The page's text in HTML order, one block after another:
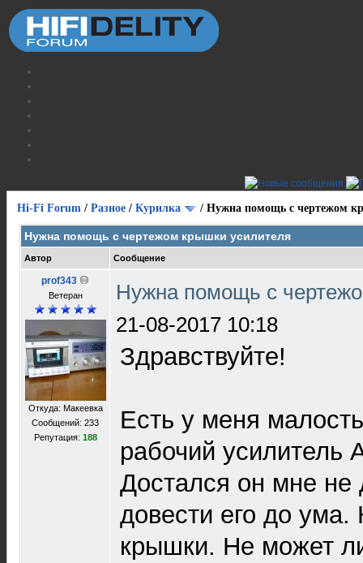
Hi-Fi Forum / Разное / Курилка / Нужна помощь с чертежом
Нужна помощь с чертежом крышки усилителя
Автор Сообщение
prof343
Ветеран
Откуда: Макеевка
Сообщений: 233
Репутация: 188
Нужна помощь с
21-08-2017 10:18
Здравствуйте!
Есть у меня
рабочий усилитель
Достался он мне не
довести его до
крышки. Не может